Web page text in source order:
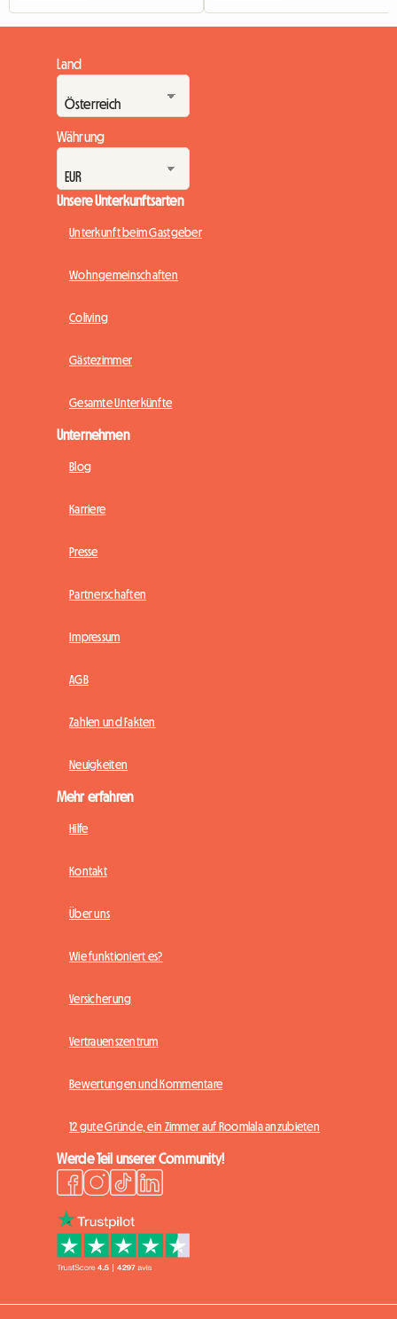
Land
Währung
Unsere Unterkunftsarten
Unterkunft beim Gastgeber
Wohngemeinschaften
Coliving
Gästezimmer
Gesamte Unterkünfte
Unternehmen
Blog
Karriere
Presse
Partnerschaften
Impressum
AGB
Zahlen und Fakten
Neuigkeiten
Mehr erfahren
Hilfe
Kontakt
Über uns
Wie funktioniert es?
Versicherung
Vertrauenszentrum
Bewertungen und Kommentare
12 gute Gründe, ein Zimmer auf Roomlala anzubieten
Werde Teil unserer Community!